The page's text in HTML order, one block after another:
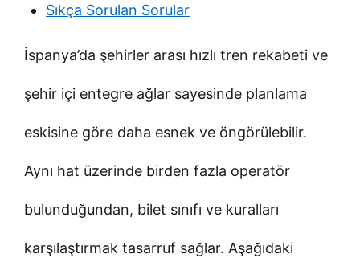
Sıkça Sorulan Sorular
İspanya’da şehirler arası hızlı tren rekabeti ve
şehir içi entegre ağlar sayesinde planlama
eskisine göre daha esnek ve öngörülebilir.
Aynı hat üzerinde birden fazla operatör
bulunduğundan, bilet sınıfı ve kuralları
karşılaştırmak tasarruf sağlar. Aşağıdaki